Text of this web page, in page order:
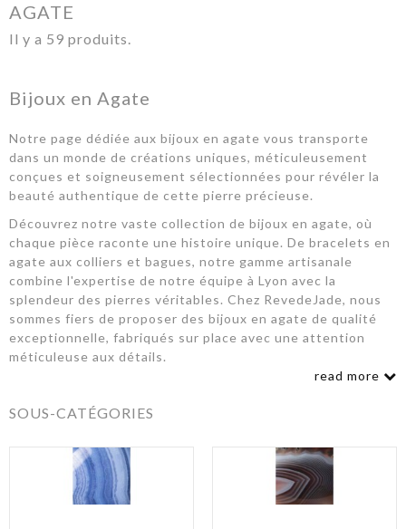
AGATE
Il y a 59 produits.
Bijoux en Agate
Notre page dédiée aux bijoux en agate vous transporte
dans un monde de créations uniques, méticuleusement
conçues et soigneusement sélectionnées pour révéler la
beauté authentique de cette pierre précieuse.
Découvrez notre vaste collection de bijoux en agate, où
chaque pièce raconte une histoire unique. De bracelets en
agate aux colliers et bagues, notre gamme artisanale
combine l'expertise de notre équipe à Lyon avec la
splendeur des pierres véritables. Chez RevedeJade, nous
sommes fiers de proposer des bijoux en agate de qualité
exceptionnelle, fabriqués sur place avec une attention
méticuleuse aux détails.
read more
SOUS-CATÉGORIES